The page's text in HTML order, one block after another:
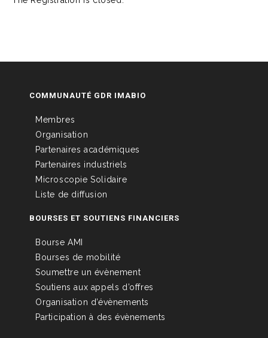
COMMUNAUTÉ GDR IMABIO
Membres
Organisation
Partenaires académiques
Partenaires industriels
Microscopie Solidaire
Liste de diffusion
BOURSES ET SOUTIENS FINANCIERS
Bourse AMI
Bourses de mobilité
Soumettre un évènement
Soutiens aux appels d’offres
Organisation d’évènements
Participation à des évènements